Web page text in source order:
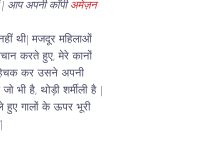
| आप अपनी कॉपी अमेज़न
थी| मजदूर महिलाओं
करते हुए, मेरे कानों
कर उसने अपनी
भी है, थोड़ी शर्मीली है |
गालों के ऊपर भूरी